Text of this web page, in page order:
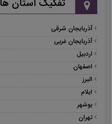
تفکیک استان ها
آذربایجان شرقی
آذربایجان غربی
اردبیل
اصفهان
البرز
ایلام
بوشهر
تهران